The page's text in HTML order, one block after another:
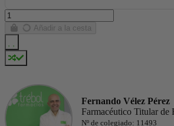
Añadir a la cesta
Fernando Vélez Pérez
Farmacéutico Titular de
Nº de colegiado: 11493